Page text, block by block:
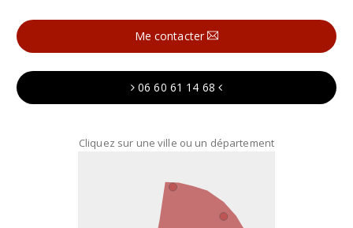
Me contacter
06 60 61 14 68
Cliquez sur une ville ou un département